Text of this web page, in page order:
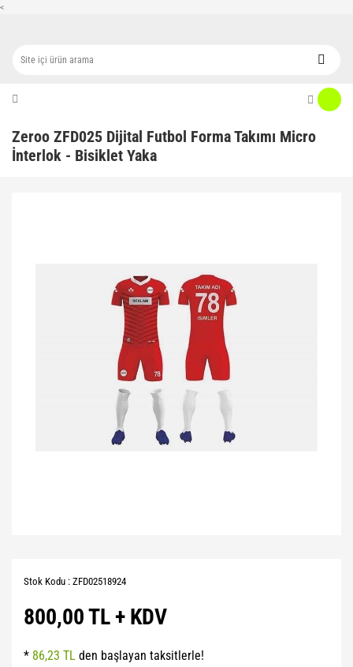
<
Zeroo ZFD025 Dijital Futbol Forma Takımı Micro
İnterlok - Bisiklet Yaka
Stok Kodu : ZFD02518924
800,00 TL + KDV
* 86,23 TL den başlayan taksitlerle!